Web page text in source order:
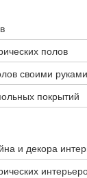
полов
своими руками
покрытий
и декора